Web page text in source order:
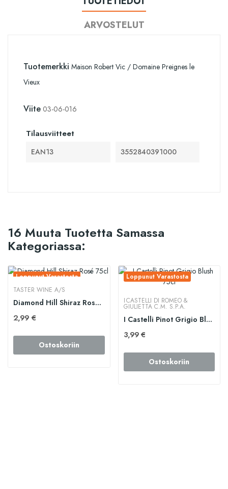
ARVOSTELUT
Tuotemerkki Maison Robert Vic / Domaine Preignes le
Vieux
Viite 03-06-016
Tilausviitteet
EAN13 3552840391000
16 Muuta Tuotetta Samassa
Kategoriassa:
Loppunut Varastosta
TASTER WINE A/S
Diamond Hill Shiraz Rosé 75cl
2,99 €
Ostoskoriin
Loppunut Varastosta
I CASTELLI DI ROMEO &
GIULIETTA C.M. S.P.A.
I Castelli Pinot Grigio Blush 75cl
3,99 €
Ostoskoriin